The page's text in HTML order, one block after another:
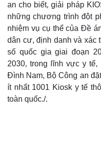
Kinh tế
Bất động sản
Khởi nghiệp
an cho biết, giải pháp
những chương trình đột
nhiệm vụ cụ thể của Đề
dân cư, định danh và xác
số quốc gia giai đoạn
2030, trong lĩnh vực y
Đình Nam, Bộ Công an
ít nhất 1001 Kiosk y tế
toàn quốc./.